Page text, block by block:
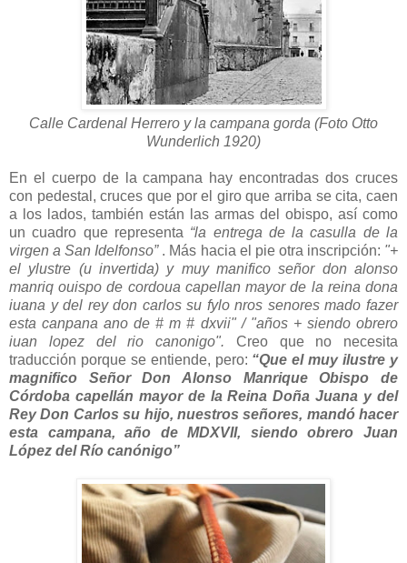
Calle Cardenal Herrero y la campana gorda (Foto Otto
Wunderlich 1920)
En el cuerpo de la campana hay encontradas dos cruces
con pedestal, cruces que por el giro que arriba se cita, caen
a los lados, también están las armas del obispo, así como
un cuadro que representa “la entrega de la casulla de la
virgen a San Idelfonso”. Más hacia el pie otra inscripción: "+
el ylustre (u invertida) y muy manifico señor don alonso
manriq ouispo de cordoua capellan mayor de la reina dona
iuana y del rey don carlos su fylo nros senores mado fazer
esta canpana ano de # m # dxvii" / "años + siendo obrero
iuan lopez del rio canonigo". Creo que no necesita
traducción porque se entiende, pero: “Que el muy ilustre y
magnifico Señor Don Alonso Manrique Obispo de
Córdoba capellán mayor de la Reina Doña Juana y del
Rey Don Carlos su hijo, nuestros señores, mandó hacer
esta campana, año de MDXVII, siendo obrero Juan
López del Río canónigo”